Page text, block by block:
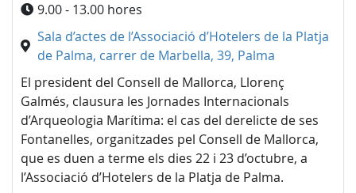
9.00 - 13.00 hores
Sala d’actes de l’Associació d’Hotelers de la Platja
de Palma, carrer de Marbella, 39, Palma
El president del Consell de Mallorca, Llorenç
Galmés, clausura les Jornades Internacionals
d’Arqueologia Marítima: el cas del derelicte de ses
Fontanelles, organitzades pel Consell de Mallorca,
que es duen a terme els dies 22 i 23 d’octubre, a
l’Associació d’Hotelers de la Platja de Palma.